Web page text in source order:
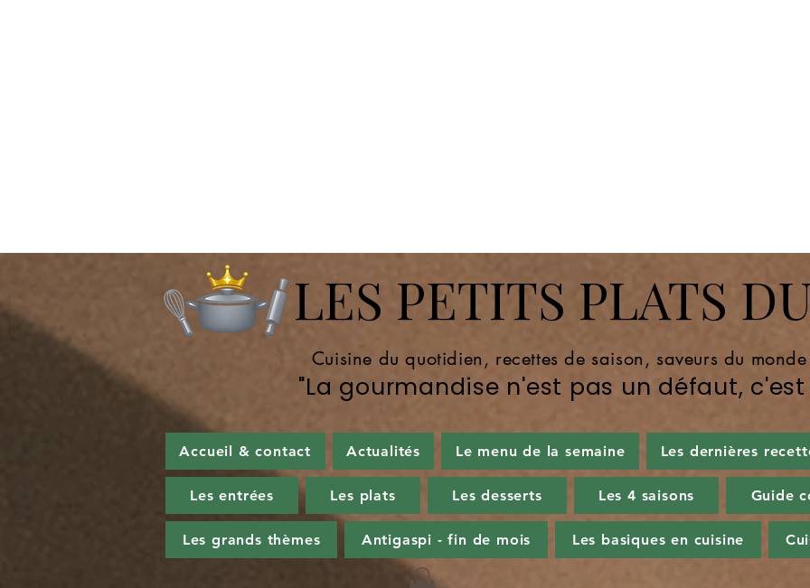
LES PETITS PLATS
Cuisine du quotidien, recettes de saison, saveurs du
"La gourmandise n'est pas un défaut,
Accueil & contact Actualités Le menu de la semaine Les dernières
Les entrées Les plats Les desserts Les 4 saisons Guide
Les grands thèmes Antigaspi - fin de mois Les basiques en cuisine